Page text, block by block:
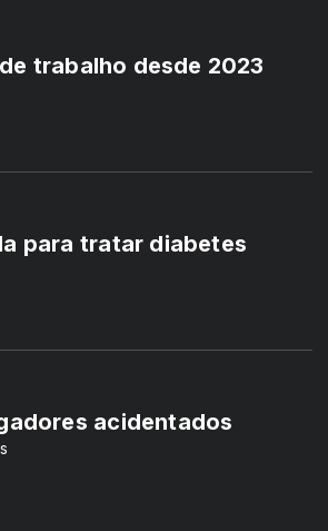
trabalho desde 2023
para tratar diabetes
acidentados